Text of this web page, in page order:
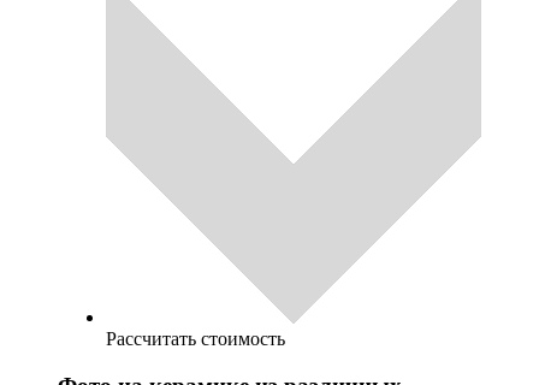
Рассчитать стоимость